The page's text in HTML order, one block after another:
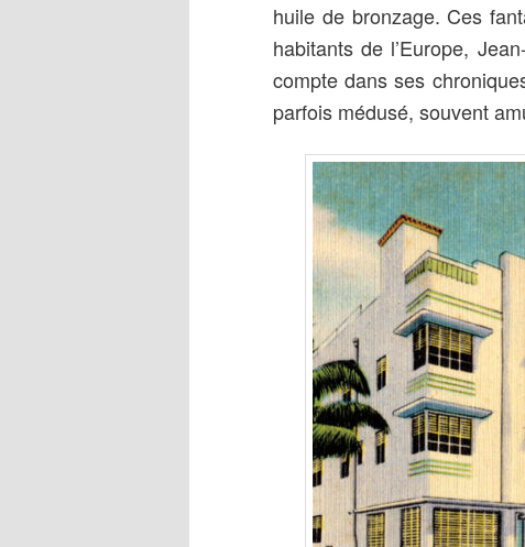
huile de bronzage. Ces
habitants de l’Europe,
compte dans ses
parfois médusé, souvent